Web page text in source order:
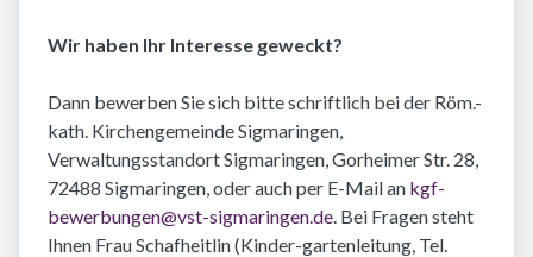
Wir haben Ihr Interesse geweckt?
Dann bewerben Sie sich bitte schriftlich bei der Röm.-
kath. Kirchengemeinde Sigmaringen,
Verwaltungsstandort Sigmaringen, Gorheimer Str. 28,
72488 Sigmaringen, oder auch per E-Mail an kgf-
bewerbungen@vst-sigmaringen.de. Bei Fragen steht
Ihnen Frau Schafheitlin (Kinder-gartenleitung, Tel.